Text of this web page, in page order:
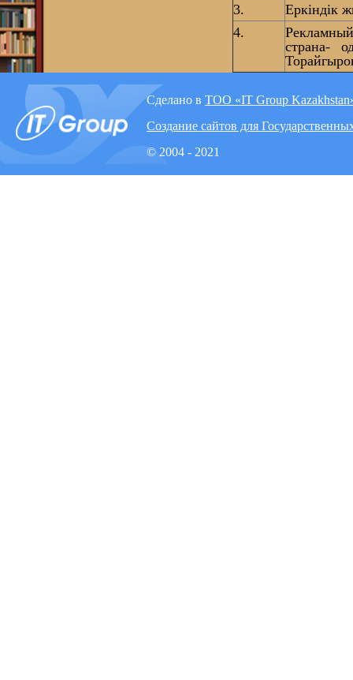
3.
Еркіндік
4.
страна-
Сделано в ТОО «IT Group
Создание сайтов для
© 2004 - 2021